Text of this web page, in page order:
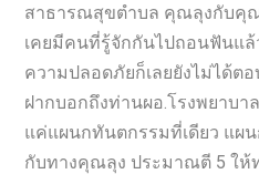
สาธารณสุขตำบล คุณลุงกับคุ
เคยมีคนที่รู้จักกันไปถอนฟันแล้
ความปลอดภัยก็เลยยังไม่ได้ต
ฝากบอกถึงท่านผอ.โรงพยาบา
แค่แผนกทันตกรรมที่เดียว แผน
กับทางคุณลุง ประมาณตี 5 ให้